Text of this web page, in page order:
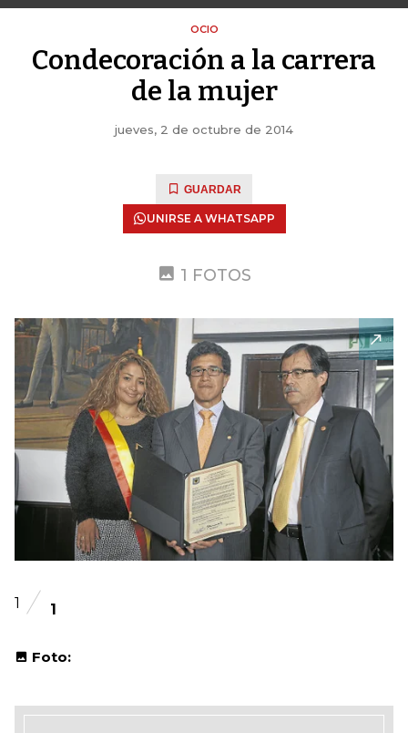
OCIO
Condecoración a la carrera
de la mujer
jueves, 2 de octubre de 2014
GUARDAR
UNIRSE A WHATSAPP
1 FOTOS
1 1
Foto: